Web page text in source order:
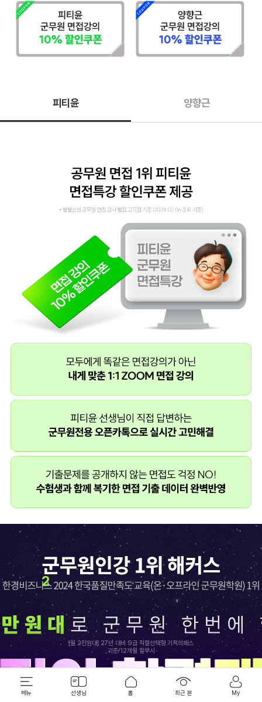
피티윤 양향근
2
[월 2만원대] 27년 대비 9급 직렬선택형 기적의패스
기준/12개월 할부시
최근 본 강좌
메뉴 선생님 홈 최근 본 My